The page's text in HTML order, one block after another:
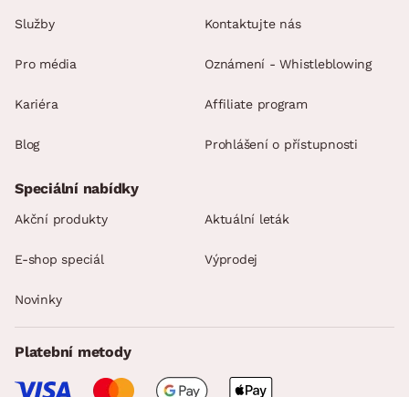
Služby
Pro média
Kariéra
Blog
Kontaktujte nás
Oznámení - Whistleblowing
Affiliate program
Prohlášení o přístupnosti
Speciální nabídky
Akční produkty Aktuální leták
E-shop speciál Výprodej
Novinky
Platební metody